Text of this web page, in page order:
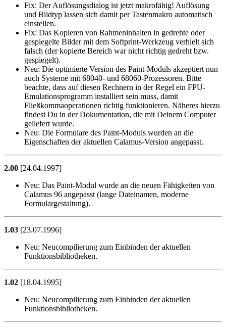
Fix: Der Auflösungsdialog ist jetzt makrofähig! Auflösung
und Bildtyp lassen sich damit per Tastenmakro automatisch
einstellen.
Fix: Das Kopieren von Rahmeninhalten in gedrehte oder
gespiegelte Bilder mit dem Softprint-Werkzeug verhielt sich
falsch (der kopierte Bereich war nicht richtig gedreht bzw.
gespiegelt).
Neu: Die optimierte Version des Paint-Moduls akzeptiert nun
auch Systeme mit 68040- und 68060-Prozessoren. Bitte
beachte, dass auf diesen Rechnern in der Regel ein FPU-
Emulationsprogramm installiert sein muss, damit
Fließkommaoperationen richtig funktionieren. Näheres hierzu
findest Du in der Dokumentation, die mit Deinem Computer
geliefert wurde.
Neu: Die Formulare des Paint-Moduls wurden an die
Eigenschaften der aktuellen Calamus-Version angepasst.
2.00 [24.04.1997]
Neu: Das Paint-Modul wurde an die neuen Fähigkeiten von
Calamus 96 angepasst (lange Dateinamen, moderne
Formulargestaltung).
1.03 [23.07.1996]
Neu: Neucompilierung zum Einbinden der aktuellen
Funktionsbibliotheken.
1.02 [18.04.1995]
Neu: Neucompilierung zum Einbinden der aktuellen
Funktionsbibliotheken.